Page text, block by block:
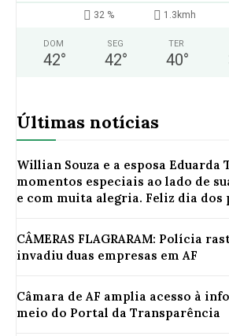
32 % 1.3kmh
DOM
42°
SEG
42°
TER
40°
Últimas notícias
Willian Souza e a esposa Eduarda
momentos especiais ao lado de
e com muita alegria. Feliz dia dos
CÂMERAS FLAGRARAM: Polícia
invadiu duas empresas em AF
Câmara de AF amplia acesso à
meio do Portal da Transparência